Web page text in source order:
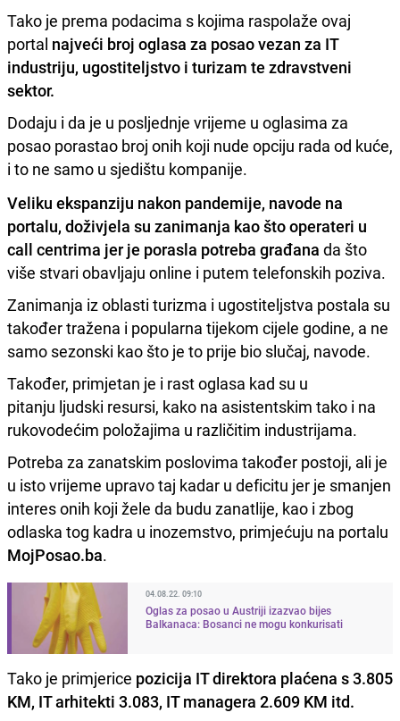
Tako je prema podacima s kojima raspolaže ovaj
portal najveći broj oglasa za posao vezan za IT
industriju, ugostiteljstvo i turizam te zdravstveni
sektor.
Dodaju i da je u posljednje vrijeme u oglasima za
posao porastao broj onih koji nude opciju rada od kuće,
i to ne samo u sjedištu kompanije.
Veliku ekspanziju nakon pandemije, navode na
portalu, doživjela su zanimanja kao što operateri u
call centrima jer je porasla potreba građana da što
više stvari obavljaju online i putem telefonskih poziva.
Zanimanja iz oblasti turizma i ugostiteljstva postala su
također tražena i popularna tijekom cijele godine, a ne
samo sezonski kao što je to prije bio slučaj, navode.
Također, primjetan je i rast oglasa kad su u
pitanju ljudski resursi, kako na asistentskim tako i na
rukovodećim položajima u različitim industrijama.
Potreba za zanatskim poslovima također postoji, ali je
u isto vrijeme upravo taj kadar u deficitu jer je smanjen
interes onih koji žele da budu zanatlije, kao i zbog
odlaska tog kadra u inozemstvo, primjećuju na portalu
MojPosao.ba.
04.08.22. 09:10
Oglas za posao u Austriji izazvao bijes
Balkanaca: Bosanci ne mogu konkurisati
Tako je primjerice pozicija IT direktora plaćena s 3.805
KM, IT arhitekti 3.083, IT managera 2.609 KM itd.